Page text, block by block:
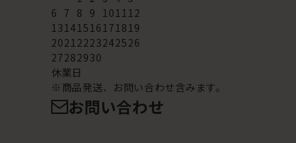
6 7 8 9 101112
13141516171819
20212223242526
27282930
休業日
※商品発送、お問い合わせ含みます。
お問い合わせ